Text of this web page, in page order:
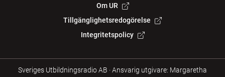
Om UR
Tillgänglighetsredogörelse
Integritetspolicy
Sveriges Utbildningsradio AB ·Ansvarig utgivare: Margaretha